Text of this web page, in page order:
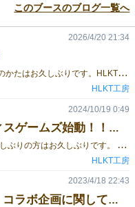
このブースのブログ一覧へ
初
めましてのかたは初めまして！お久しぶりのかたはお久しぶりです。HLKT工房の天空です。来るゲームマーケット2026春にHLKT工房は両日N10で出展します！何が出るかの詳細は追々発表しますが、HLKT工房恒例の無人販売所は今回も行います！（無人といってもブースにスタッフはおりますので、お困りの際はお気軽にお声がけください）無人販売所では、HLKT工房の過去作品などを取り揃えており、ブースにきていいなと思ったものを手に取っていただけるシステムになっております。近くを通った際は掘り出し物を探す感覚で覗いてみていただければと思います！出品予定作品はいかになります！数は多くないのでどうしても欲しいものがあれば、お早めにお越しください！ 作品名予定価格よくばりパフェ2000デコピンスペースクラフト2000オフトゥンからの脱出＋拡張：猫のいる生活1000オフトゥンからの脱出 転校生は蟹高専生！？1000信仰通貨2000あわてんぼうのサンタクロース500異種属テーマパーク1000三密サウナ2000組合戦隊 ヘンセイジャー1000筋肉テイキング1500Magic Item Diffusion50010周年カタログ1000トリックスミス1000ザ・ギルドオブキングダム2000ろくあつめ1000怪獣解体 SCRAP or ESCAPE1500日本アメリカザリガニ征服計画500
2026/4/20 21:34
HLKT工房
【I25】HLKT工房&アトランティスゲームズ始動！！【I26】
こ
んにちは！ 初めての方は初めまして、お久しぶりの方はお久しぶりです。 HLKT工房の天空です！ ブース番号が出ました。 HLKT工房はI25となります。 また、今回実験的に「アトランティスゲームズ」という別サークルを立ち上げました。 こちらはトールケース（DVDやゲームソフトを入れるケースサイズ）のアナログゲームをメインにしたHLKT工房の分派サークルになります！ また、サークルブースに無人販売エリア設け、HLKT工房の過去作をお手に取っていただけるようにしております！ お品書き等々はまたおいおい出してゆきますが、とりあえず新作などの取り置き予約を始めております！ 気になる方はぜひそちらもご確認ください！ https://docs.google.com/forms/d/e/1FAIpQLSf1IUh1YQGWq_UO2gW-ToN-P24EJz77lZf7OiQLhrGVb3tALg/viewform?usp=sf_link
2024/10/19 0:49
HLKT工房
【ナイトフラワーズ×らくいせ】コラボ企画に関して！【HLKT工房】
2023/4/18 22:43